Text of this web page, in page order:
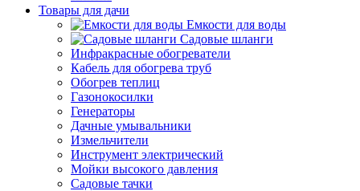
Товары для дачи
Емкости для воды
Садовые шланги
Инфракрасные обогреватели
Кабель для обогрева труб
Обогрев теплиц
Газонокосилки
Генераторы
Дачные умывальники
Измельчители
Инструмент электрический
Мойки высокого давления
Садовые тачки